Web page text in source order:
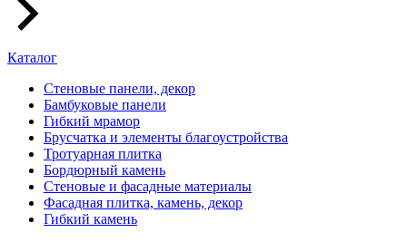
Каталог
Стеновые панели, декор
Бамбуковые панели
Гибкий мрамор
Брусчатка и элементы благоустройства
Тротуарная плитка
Бордюрный камень
Стеновые и фасадные материалы
Фасадная плитка, камень, декор
Гибкий камень